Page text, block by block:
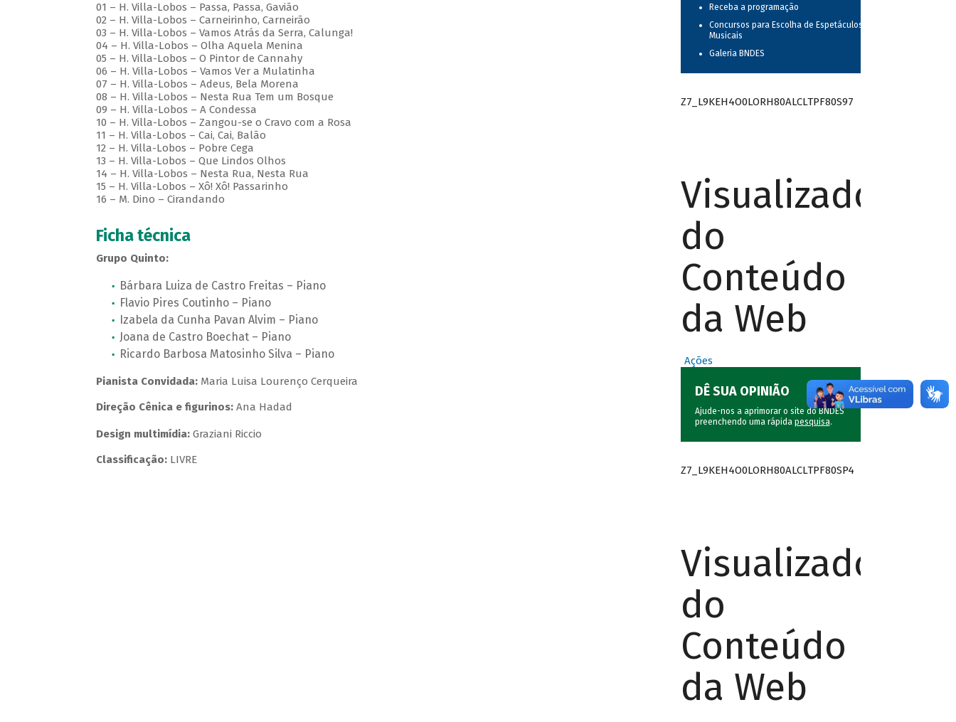
01 – H. Villa-Lobos – Passa, Passa, Gavião
02 – H. Villa-Lobos – Carneirinho, Carneirão
03 – H. Villa-Lobos – Vamos Atrás da Serra, Calunga!
04 – H. Villa-Lobos – Olha Aquela Menina
05 – H. Villa-Lobos – O Pintor de Cannahy
06 – H. Villa-Lobos – Vamos Ver a Mulatinha
07 – H. Villa-Lobos – Adeus, Bela Morena
08 – H. Villa-Lobos – Nesta Rua Tem um Bosque
09 – H. Villa-Lobos – A Condessa
10 – H. Villa-Lobos – Zangou-se o Cravo com a Rosa
11 – H. Villa-Lobos – Cai, Cai, Balão
12 – H. Villa-Lobos – Pobre Cega
13 – H. Villa-Lobos – Que Lindos Olhos
14 – H. Villa-Lobos – Nesta Rua, Nesta Rua
15 – H. Villa-Lobos – Xô! Xô! Passarinho
16 – M. Dino – Cirandando
Ficha técnica
Grupo Quinto:
Bárbara Luiza de Castro Freitas – Piano
Flavio Pires Coutinho – Piano
Izabela da Cunha Pavan Alvim – Piano
Joana de Castro Boechat – Piano
Ricardo Barbosa Matosinho Silva – Piano
Pianista Convidada: Maria Luisa Lourenço Cerqueira
Direção Cênica e figurinos:Ana Hadad
Design multimídia:Graziani Riccio
Classificação:LIVRE
Receba a programação
Concursos para Escolha de Espetáculos
Musicais
Galeria BNDES
Z7_L9KEH4O0LORH80ALCLTPF80S97
Visualizador
do
Conteúdo
da Web
Ações
DÊ SUA OPINIÃO
Ajude-nos a aprimorar o site do BNDES
preenchendo uma rápida pesquisa.
Z7_L9KEH4O0LORH80ALCLTPF80SP4
Visualizador
do
Conteúdo
da Web